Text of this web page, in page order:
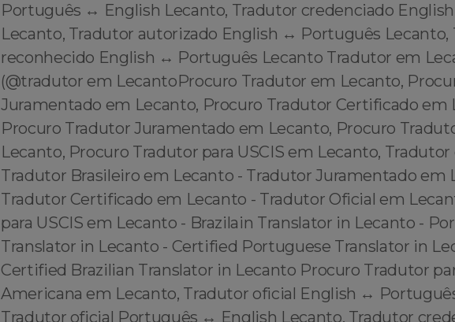
Português ↔️ English Lecanto, Tradutor credenciado
Lecanto, Tradutor autorizado English ↔️ Português Lecanto,
reconhecido English ↔️ Português Lecanto Tradutor em
(@tradutor em LecantoProcuro Tradutor em Lecanto,
Juramentado em Lecanto, Procuro Tradutor Certificado em
Procuro Tradutor Juramentado em Lecanto, Procuro
Lecanto, Procuro Tradutor para USCIS em Lecanto,
Tradutor Brasileiro em Lecanto - Tradutor Juramentado em
Tradutor Certificado em Lecanto - Tradutor Oficial em
para USCIS em Lecanto - Brazilain Translator in Lecanto -
Translator in Lecanto - Certified Portuguese Translator in
Certified Brazilian Translator in Lecanto Procuro Tradutor
Americana em Lecanto, Tradutor oficial English ↔️
Tradutor oficial Português ↔️ English Lecanto, Tradutor